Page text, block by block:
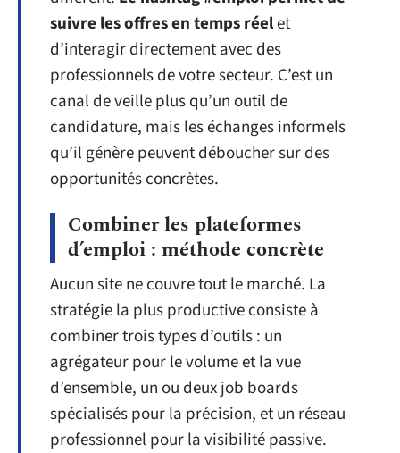
suivre les offres en temps réelet
d’interagir directement avec des
professionnels de votre secteur. C’est un
canal de veille plus qu’un outil de
candidature, mais les échanges informels
qu’il génère peuvent déboucher sur des
opportunités concrètes.
Combiner les plateformes
d’emploi : méthode concrète
Aucun site ne couvre tout le marché. La
stratégie la plus productive consiste à
combiner trois types d’outils : un
agrégateur pour le volume et la vue
d’ensemble, un ou deux job boards
spécialisés pour la précision, et un réseau
professionnel pour la visibilité passive.